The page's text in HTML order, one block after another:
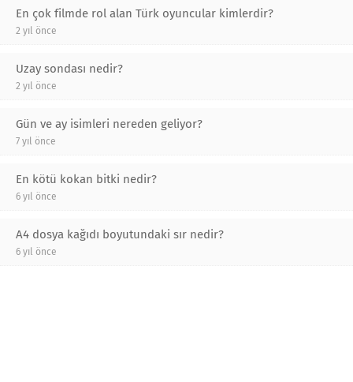
En çok filmde rol alan Türk oyuncular kimlerdir?
2 yıl önce
Uzay sondası nedir?
2 yıl önce
Gün ve ay isimleri nereden geliyor?
7 yıl önce
En kötü kokan bitki nedir?
6 yıl önce
A4 dosya kağıdı boyutundaki sır nedir?
6 yıl önce